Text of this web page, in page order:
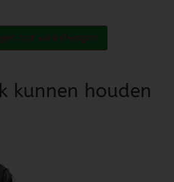
aan winkelwagen
kunnen houden